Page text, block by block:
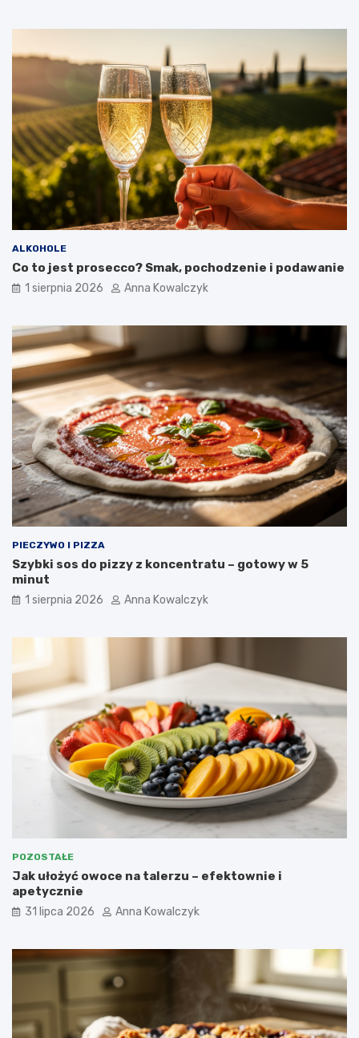
ALKOHOLE
Co to jest prosecco? Smak, pochodzenie i podawanie
1 sierpnia 2026 Anna Kowalczyk
PIECZYWO I PIZZA
Szybki sos do pizzy z koncentratu – gotowy w 5
minut
1 sierpnia 2026 Anna Kowalczyk
POZOSTAŁE
Jak ułożyć owoce na talerzu – efektownie i
apetycznie
31 lipca 2026 Anna Kowalczyk